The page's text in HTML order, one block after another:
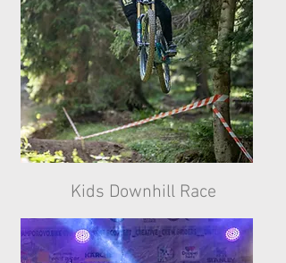
Kids Downhill Race